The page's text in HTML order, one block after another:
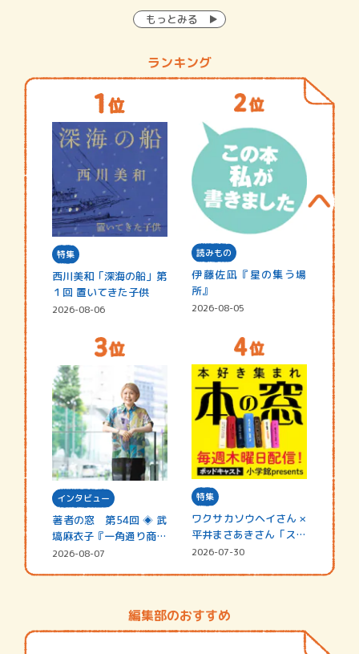
もっとみる
ランキング
特集
西川美和「深海の船」第
１回 置いてきた子供
2026-08-06
読みもの
伊藤佐凪『星の集う場
所』
2026-08-05
インタビュー
著者の窓 第54回 ◈ 武
塙麻衣子『一角通り商店
街の…
2026-08-07
特集
ワクサカソウヘイさん ×
平井まさあきさん「スペ
シャ…
2026-07-30
編集部のおすすめ